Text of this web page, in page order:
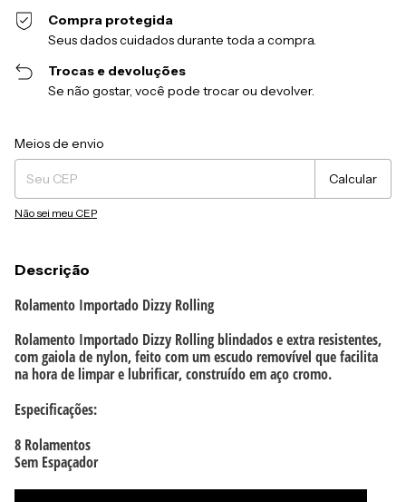
Compra protegida
Seus dados cuidados durante toda a compra.
Trocas e devoluções
Se não gostar, você pode trocar ou devolver.
Entregas para o CEP:
Meios de envio
Calcular
Não sei meu CEP
Descrição
Rolamento Importado Dizzy Rolling
Rolamento Importado Dizzy Rolling blindados e extra resistentes,
com gaiola de nylon, feito com um escudo removível que facilita
na hora de limpar e lubrificar, construído em aço cromo.
Especificações:
8 Rolamentos
Sem Espaçador